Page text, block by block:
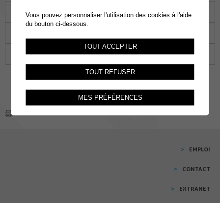
14 15 16
26 27 28 29 30
EMPLOI
CONTACT
EXTRANET
Vous pouvez personnaliser l'utilisation des cookies à l'aide
du bouton ci-dessous.
TOUT ACCEPTER
TOUT REFUSER
MES PRÉFÉRENCES